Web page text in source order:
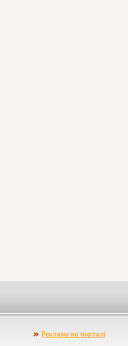
Реклама на порталі